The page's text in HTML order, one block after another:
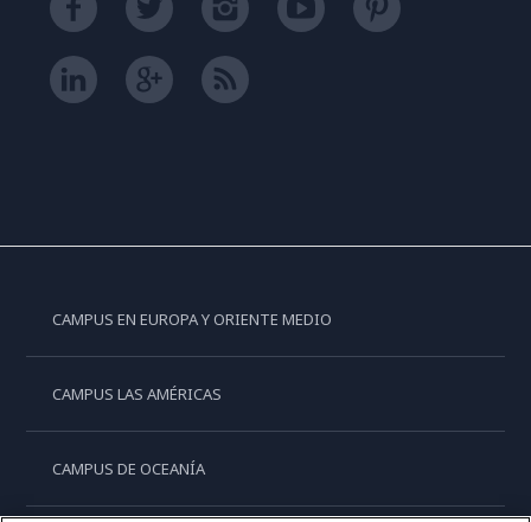
CAMPUS EN EUROPA Y ORIENTE MEDIO
CAMPUS LAS AMÉRICAS
CAMPUS DE OCEANÍA